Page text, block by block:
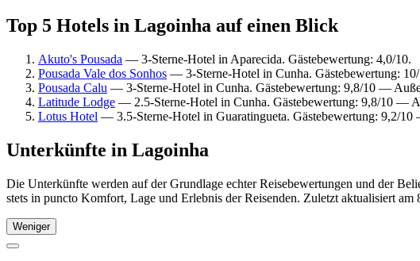
Top 5 Hotels in Lagoinha auf einen Blick
Akuto's Pousada — 3-Sterne-Hotel in Aparecida. Gästebewertung: 4,0/10.
Pousada Vale dos Sonhos — 3-Sterne-Hotel in Cunha. Gästebewertung:
Pousada Calu — 3-Sterne-Hotel in Cunha. Gästebewertung: 9,8/10 —
Latitude Lodge — 2.5-Sterne-Hotel in Cunha. Gästebewertung: 9,8/10 —
Lotus Hotel — 3.5-Sterne-Hotel in Guaratingueta. Gästebewertung: 9,2/10
Unterkünfte in Lagoinha
Die Unterkünfte werden auf der Grundlage echter Reisebewertungen und der
stets in puncto Komfort, Lage und Erlebnis der Reisenden. Zuletzt aktualisiert am
Weniger